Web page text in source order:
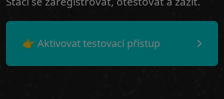
👉 Aktivovat testovací přístup